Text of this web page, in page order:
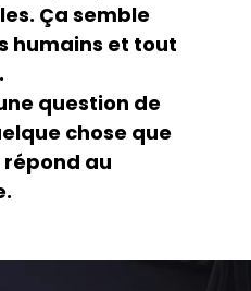
Ça semble
humains et tout
question de
chose que
répond au